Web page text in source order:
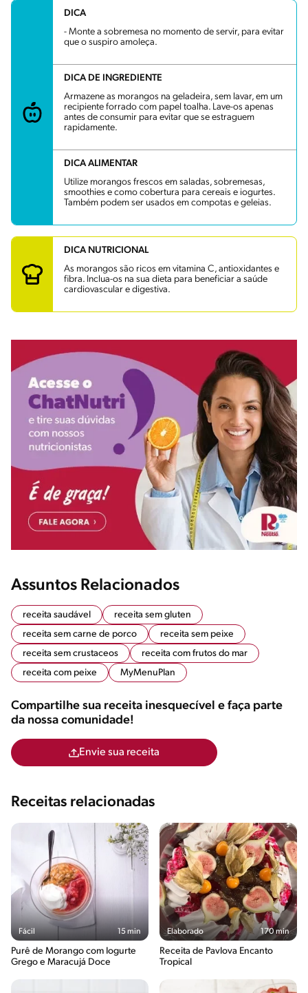
DICA
- Monte a sobremesa no momento de servir, para evitar
que o suspiro amoleça.
DICA DE INGREDIENTE
Armazene as morangos na geladeira, sem lavar, em um
recipiente forrado com papel toalha. Lave-os apenas
antes de consumir para evitar que se estraguem
rapidamente.
DICA ALIMENTAR
Utilize morangos frescos em saladas, sobremesas,
smoothies e como cobertura para cereais e iogurtes.
Também podem ser usados em compotas e geleias.
DICA NUTRICIONAL
As morangos são ricos em vitamina C, antioxidantes e
fibra. Inclua-os na sua dieta para beneficiar a saúde
cardiovascular e digestiva.
Assuntos Relacionados
receita saudável
receita sem gluten
receita sem carne de porco
receita sem peixe
receita sem crustaceos
receita com frutos do mar
receita com peixe
MyMenuPlan
Compartilhe sua receita inesquecível e faça parte
da nossa comunidade!
Envie sua receita
Receitas relacionadas
Fácil 15 min
Purê de Morango com Iogurte
Grego e Maracujá Doce
Elaborado 170 min
Receita de Pavlova Encanto
Tropical